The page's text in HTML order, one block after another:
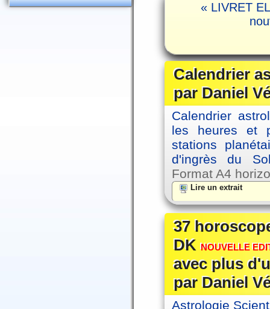
« LIVRET
Calendrier
par Daniel
Calendrier
les heures et
stations
d'ingrès du
Format A4
Lire un extrait
37
DKNOUVELLE
avec plus
par Daniel
Astrologie